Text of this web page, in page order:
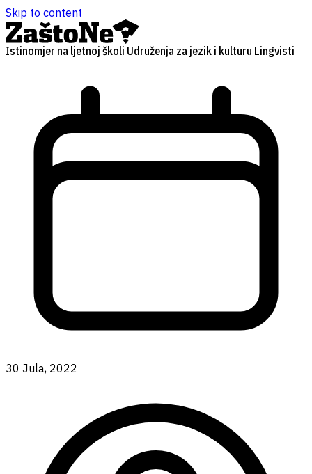
Skip to content
Istinomjer na ljetnoj školi Udruženja za jezik i kulturu Lingvisti
30 Jula, 2022